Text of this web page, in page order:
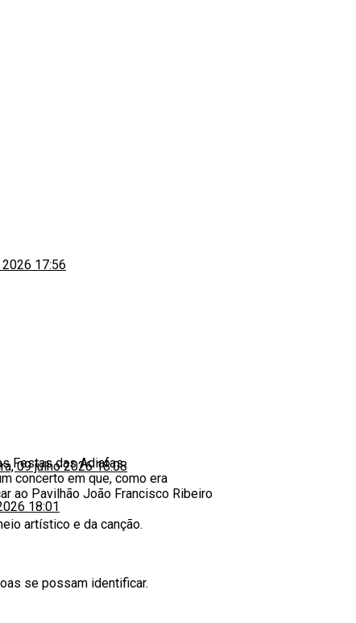
17:56
09 julho 2026 18:08
18:01
Festas das Adiafas.
concerto em que, como era
ao Pavilhão João Francisco Ribeiro
artístico e da canção.
se possam identificar.